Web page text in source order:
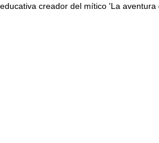
educativa creador del mítico 'La aventura